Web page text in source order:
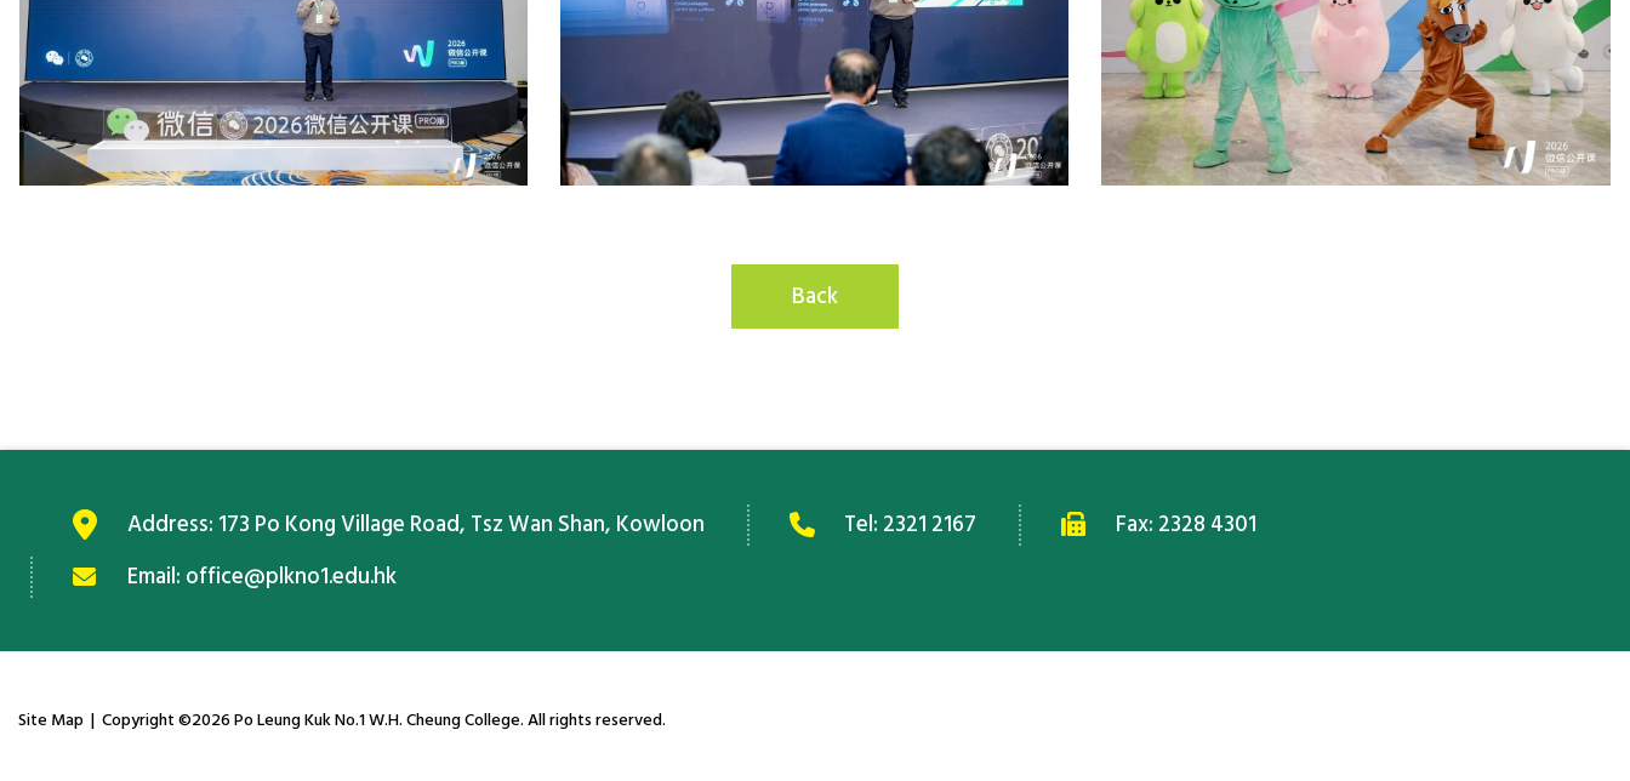
Back
Address: 173 Po Kong Village Road, Tsz Wan Shan, Kowloon Tel: 2321 2167
Fax: 2328 4301
Email: office@plkno1.edu.hk
Site Map | Copyright ©2026 Po Leung Kuk No.1 W.H. Cheung College. All rights reserved.